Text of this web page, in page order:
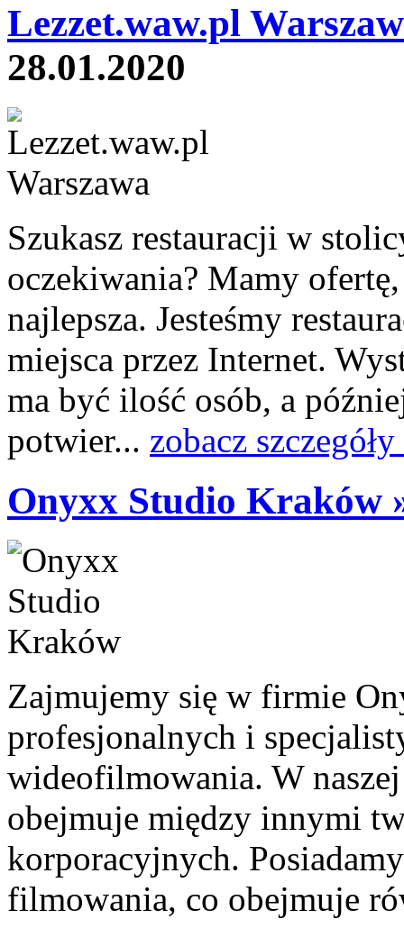
Lezzet.waw.pl
28.01.2020
Szukasz restauracji w
oczekiwania? Mamy
najlepsza. Jesteśmy
miejsca przez Internet.
ma być ilość osób, a
potwier... zobacz
Onyxx Studio Kraków
Zajmujemy się w firmie
profesjonalnych i
wideofilmowania. W
obejmuje między innymi
korporacyjnych.
filmowania, co obejmuje